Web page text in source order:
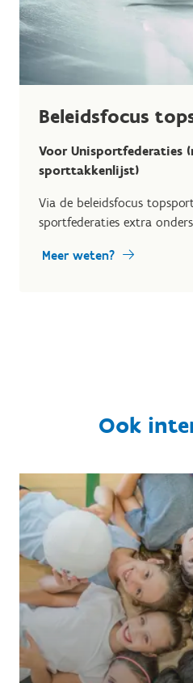
Beleidsfocus
Voor Unisportfederaties
sporttakkenlijst)
Via de beleidsfocus
sportfederaties extra
Meer weten?
Ook